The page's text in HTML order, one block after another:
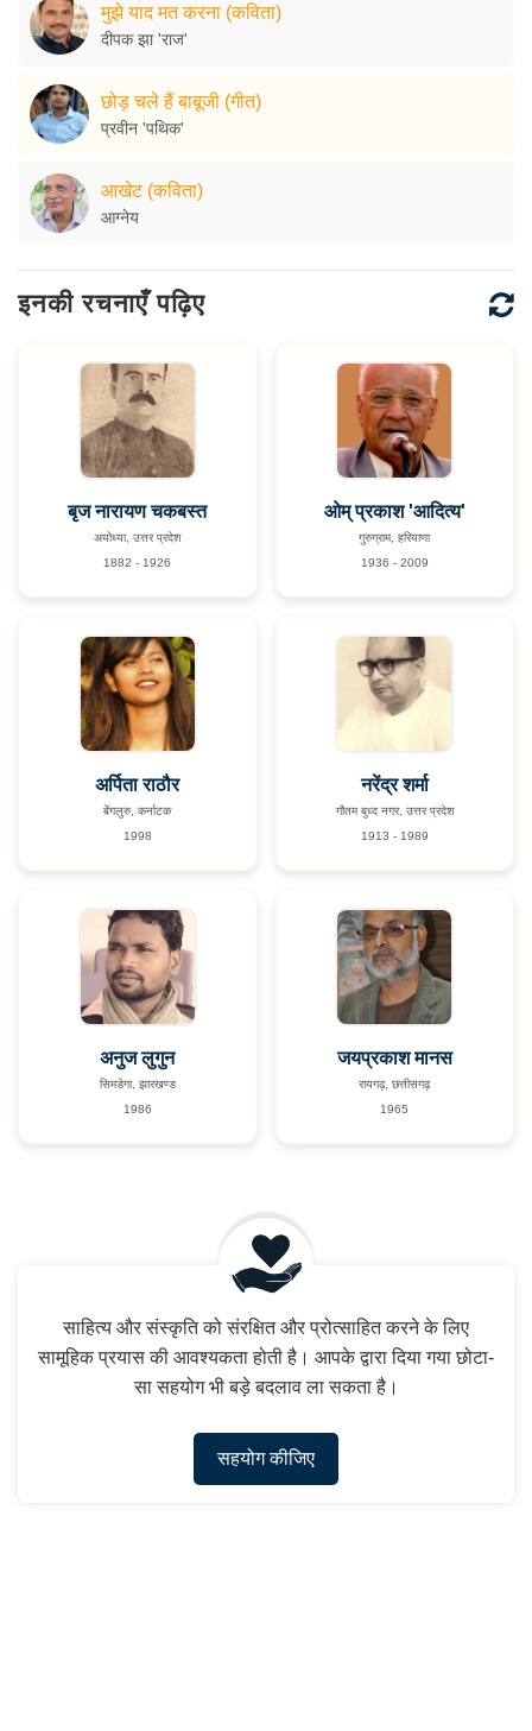
मुझे याद मत करना (कविता)
दीपक झा 'राज'
छोड़ चले हैं बाबूजी (गीत)
प्रवीन 'पथिक'
आखेट (कविता)
आग्नेय
इनकी रचनाएँ पढ़िए
बृज नारायण चकबस्त
अयोध्या, उत्तर प्रदेश
1882 - 1926
ओम् प्रकाश 'आदित्य'
गुरुग्राम, हरियाणा
1936 - 2009
अर्पिता राठौर
बेंगलुरु, कर्नाटक
1998
नरेंद्र शर्मा
गौतम बुध्द नगर, उत्तर प्रदेश
1913 - 1989
अनुज लुगुन
सिमडेगा, झारखण्ड
1986
जयप्रकाश मानस
रायगढ़, छत्तीसगढ़
1965
साहित्य और संस्कृति को संरक्षित और प्रोत्साहित करने के लिए
सामूहिक प्रयास की आवश्यकता होती है। आपके द्वारा दिया गया छोटा-
सा सहयोग भी बड़े बदलाव ला सकता है।
सहयोग कीजिए